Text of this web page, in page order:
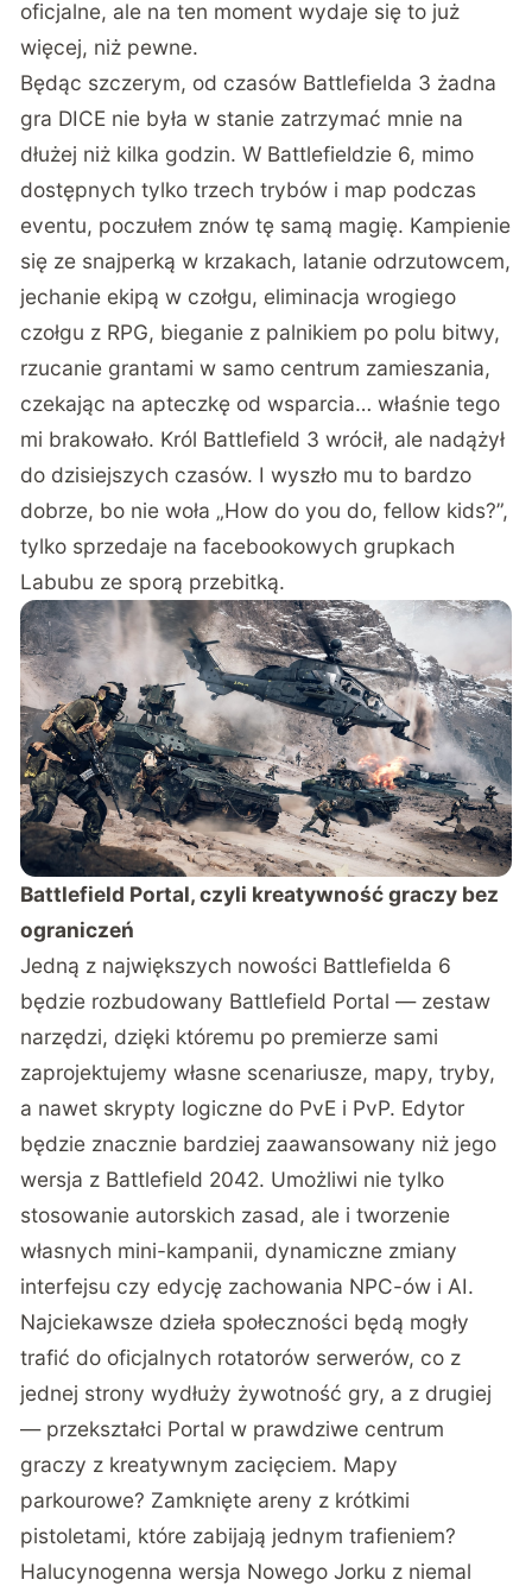
oficjalne, ale na ten moment wydaje się to już
więcej, niż pewne.
Będąc szczerym, od czasów Battlefielda 3 żadna
gra DICE nie była w stanie zatrzymać mnie na
dłużej niż kilka godzin. W Battlefieldzie 6, mimo
dostępnych tylko trzech trybów i map podczas
eventu, poczułem znów tę samą magię. Kampienie
się ze snajperką w krzakach, latanie odrzutowcem,
jechanie ekipą w czołgu, eliminacja wrogiego
czołgu z RPG, bieganie z palnikiem po polu bitwy,
rzucanie grantami w samo centrum zamieszania,
czekając na apteczkę od wsparcia… właśnie tego
mi brakowało. Król Battlefield 3 wrócił, ale nadążył
do dzisiejszych czasów. I wyszło mu to bardzo
dobrze, bo nie woła „How do you do, fellow kids?”,
tylko sprzedaje na facebookowych grupkach
Labubu ze sporą przebitką.
Battlefield Portal, czyli kreatywność graczy bez
ograniczeń
Jedną z największych nowości Battlefielda 6
będzie rozbudowany Battlefield Portal — zestaw
narzędzi, dzięki któremu po premierze sami
zaprojektujemy własne scenariusze, mapy, tryby,
a nawet skrypty logiczne do PvE i PvP. Edytor
będzie znacznie bardziej zaawansowany niż jego
wersja z Battlefield 2042. Umożliwi nie tylko
stosowanie autorskich zasad, ale i tworzenie
własnych mini-kampanii, dynamiczne zmiany
interfejsu czy edycję zachowania NPC-ów i AI.
Najciekawsze dzieła społeczności będą mogły
trafić do oficjalnych rotatorów serwerów, co z
jednej strony wydłuży żywotność gry, a z drugiej
— przekształci Portal w prawdziwe centrum
graczy z kreatywnym zacięciem. Mapy
parkourowe? Zamknięte areny z krótkimi
pistoletami, które zabijają jednym trafieniem?
Halucynogenna wersja Nowego Jorku z niemal